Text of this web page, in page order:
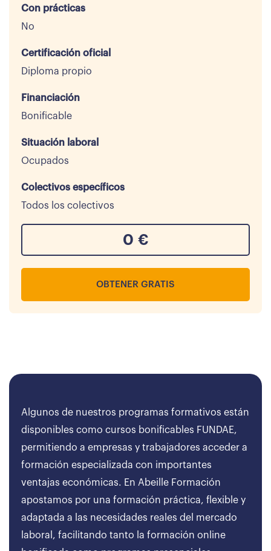
Con prácticas
No
Certificación oficial
Diploma propio
Financiación
Bonificable
Situación laboral
Ocupados
Colectivos específicos
Todos los colectivos
0 €
OBTENER GRATIS
Algunos de nuestros programas formativos están
disponibles como cursos bonificables FUNDAE,
permitiendo a empresas y trabajadores acceder a
formación especializada con importantes
ventajas económicas. En Abeille Formación
apostamos por una formación práctica, flexible y
adaptada a las necesidades reales del mercado
laboral, facilitando tanto la formación online